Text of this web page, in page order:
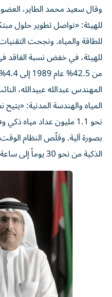
وقال سعيد محمد الطاير،
للهيئة: «نواصل تطوير حلول
للطاقة والمياه. ونجحت
للهيئة، في خفض نسبة الفاقد
المهندس عبدالله عبيدالله،
المياه والهندسة المدنية:
نحو 1.1 مليون عداد
بصورة آلية. وقلّص النظام
الذكية من نحو 30 يوماً إلى ساعة واحدة فقط».